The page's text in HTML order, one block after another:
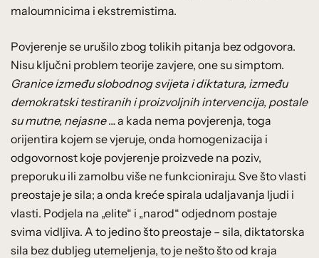
maloumnicima i ekstremistima.
Povjerenje se urušilo zbog tolikih pitanja bez odgovora.
Nisu ključni problem teorije zavjere, one su simptom.
Granice između slobodnog svijeta i diktatura, između
demokratski testiranih i proizvoljnih intervencija, postale
su mutne, nejasne… a kada nema povjerenja, toga
orijentira kojem se vjeruje, onda homogenizacija i
odgovornost koje povjerenje proizvede na poziv,
preporuku ili zamolbu više ne funkcioniraju. Sve što vlasti
preostaje je sila; a onda kreće spirala udaljavanja ljudi i
vlasti. Podjela na „elite“ i „narod“ odjednom postaje
svima vidljiva. A to jedino što preostaje – sila, diktatorska
sila bez dubljeg utemeljenja, to je nešto što od kraja